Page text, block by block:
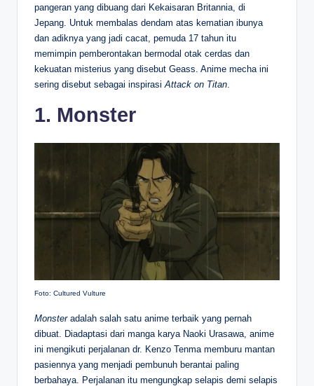
pangeran yang dibuang dari Kekaisaran Britannia, di
Jepang. Untuk membalas dendam atas kematian ibunya
dan adiknya yang jadi cacat, pemuda 17 tahun itu
memimpin pemberontakan bermodal otak cerdas dan
kekuatan misterius yang disebut Geass. Anime mecha ini
sering disebut sebagai inspirasi Attack on Titan
1. Monster
Foto: Cultured Vulture
Monsteradalah salah satu anime terbaik yang pernah
dibuat. Diadaptasi dari manga karya Naoki Urasawa, anime
ini mengikuti perjalanan dr. Kenzo Tenma memburu mantan
pasiennya yang menjadi pembunuh berantai paling
berbahaya. Perjalanan itu mengungkap selapis demi selapis